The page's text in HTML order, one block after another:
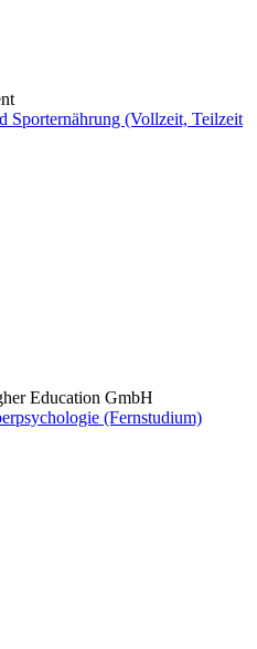
Sporternährung (Vollzeit, Teilzeit
Education GmbH
(Fernstudium)